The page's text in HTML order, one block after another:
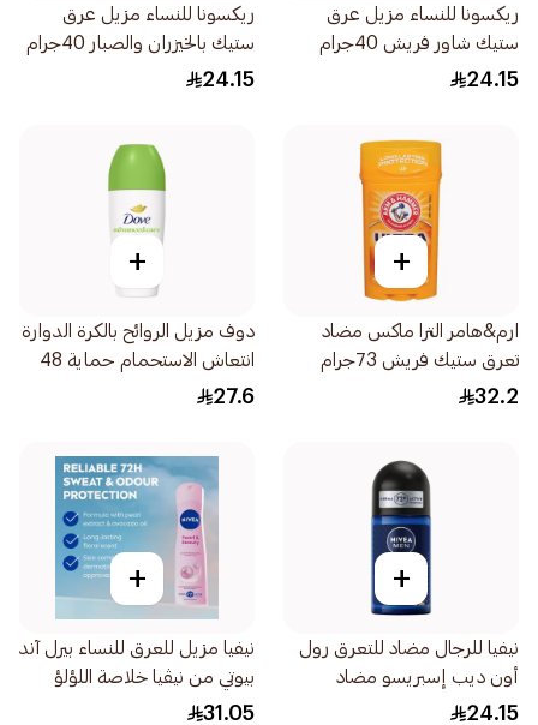
ريكسونا للنساء مزيل عرق
ستيك شاور فريش 40جرام
24.15
ريكسونا للنساء مزيل عرق
ستيك بالخيزران والصبار 40جرام
24.15
+
ارم&هامر الترا ماكس مضاد
تعرق ستيك فريش 73جرام
32.2
+
دوف مزيل الروائح بالكرة الدوارة
انتعاش الاستحمام حماية 48
ساعة 50مل
27.6
+
نيفيا للرجال مضاد للتعرق رول
أون ديب إسبريسو مضاد
للبكتيريا 50مل
24.15
+
نيفيا مزيل للعرق للنساء بيرل آند
بيوتي من نيڤيا خلاصة اللؤلؤ
بخاخ 150مل
31.05